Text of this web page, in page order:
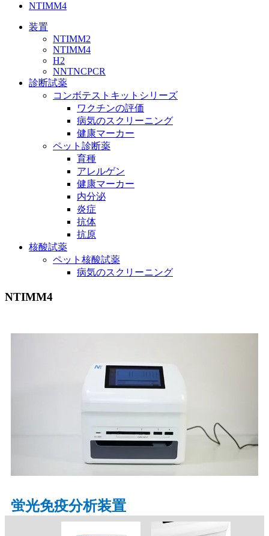
NTIMM4
装置
NTIMM2
NTIMM4
H2
NNTNCPCR
診断試薬
コンボテストキットシリーズ
ワクチンの評価
病気のスクリーニング
健康マーカー
ペット診断薬
育種
アレルゲン
健康マーカー
内分泌
炎症
抗体
抗原
核酸試薬
ペット核酸試薬
病気のスクリーニング
NTIMM4
蛍光免疫分析装置